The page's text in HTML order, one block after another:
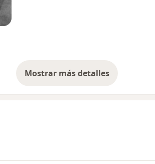
Mostrar más detalles
sobre la experiencia